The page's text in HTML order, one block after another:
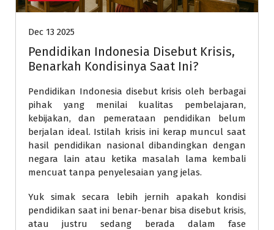
Dec 13 2025
Pendidikan Indonesia Disebut Krisis,
Benarkah Kondisinya Saat Ini?
Pendidikan Indonesia disebut krisis oleh berbagai
pihak yang menilai kualitas pembelajaran,
kebijakan, dan pemerataan pendidikan belum
berjalan ideal. Istilah krisis ini kerap muncul saat
hasil pendidikan nasional dibandingkan dengan
negara lain atau ketika masalah lama kembali
mencuat tanpa penyelesaian yang jelas.
Yuk simak secara lebih jernih apakah kondisi
pendidikan saat ini benar-benar bisa disebut krisis,
atau justru sedang berada dalam fase